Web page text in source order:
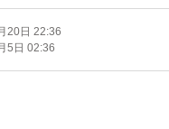
ンワン プレミアホワ
20日 22:36
5日 02:36